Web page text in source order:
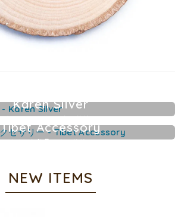
Karen Silver
カレンシルバーアクセサリー
Tibet Accessory
チベット仏具アクセサリー
NEW ITEMS